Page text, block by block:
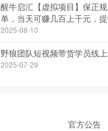
醒牛启汇【虚拟项目】保正
单，当天可赚几百上千元，
2025-08-10
野狼团队短视频带货学员线
2025-07-29
官方公告